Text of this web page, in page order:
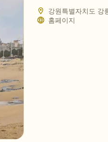
강원특별자치도 강
홈페이지